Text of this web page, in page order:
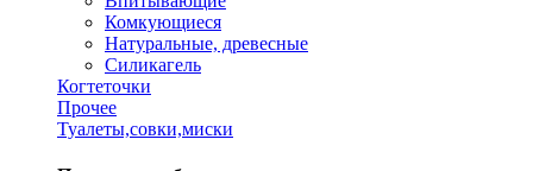
Комкующиеся
Натуральные, древесные
Силикагель
Когтеточки
Прочее
Туалеты,совки,миски